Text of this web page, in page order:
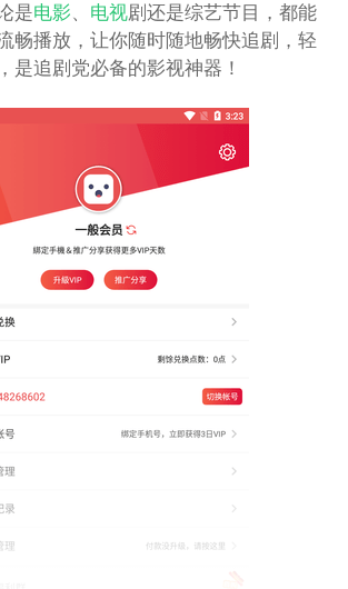
是电影 电视剧还是综艺节目，都能
畅播放，让你随时随地畅快追剧，轻
是追剧党必备的影视神器！